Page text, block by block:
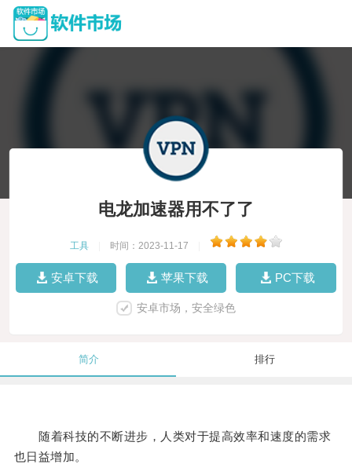
电龙加速器用不了了
工具 时间：2023-11-17
安卓下载 苹果下载 PC下载
安卓市场，安全绿色
简介 排行
随着科技的不断进步，人类对于提高效率和速度的需求
也日益增加。